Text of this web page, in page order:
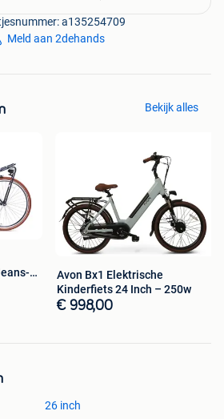
doen via onze webshop. U kunt
a135254709
Meld aan 2dehands
Bekijk alles
Avon Bx1 Elektrische
Kinderfiets 24 Inch – 250w
€ 998,00
26 inch